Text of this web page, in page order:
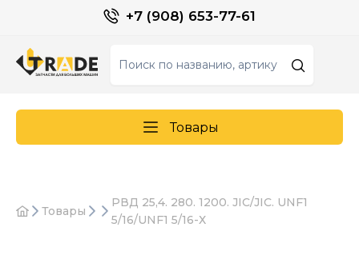
+7 (908) 653-77-61
Товары
Товары
РВД 25,4. 280. 1200. JIC/JIC. UNF1
5/16/UNF1 5/16-Х